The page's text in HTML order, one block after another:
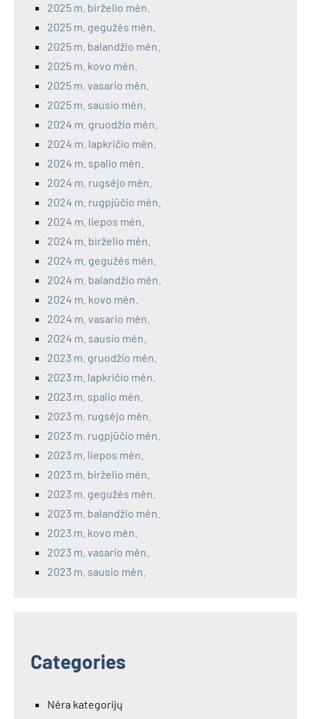
2025 m. birželio mėn.
2025 m. gegužės mėn.
2025 m. balandžio mėn.
2025 m. kovo mėn.
2025 m. vasario mėn.
2025 m. sausio mėn.
2024 m. gruodžio mėn.
2024 m. lapkričio mėn.
2024 m. spalio mėn.
2024 m. rugsėjo mėn.
2024 m. rugpjūčio mėn.
2024 m. liepos mėn.
2024 m. birželio mėn.
2024 m. gegužės mėn.
2024 m. balandžio mėn.
2024 m. kovo mėn.
2024 m. vasario mėn.
2024 m. sausio mėn.
2023 m. gruodžio mėn.
2023 m. lapkričio mėn.
2023 m. spalio mėn.
2023 m. rugsėjo mėn.
2023 m. rugpjūčio mėn.
2023 m. liepos mėn.
2023 m. birželio mėn.
2023 m. gegužės mėn.
2023 m. balandžio mėn.
2023 m. kovo mėn.
2023 m. vasario mėn.
2023 m. sausio mėn.
Categories
Nėra kategorijų